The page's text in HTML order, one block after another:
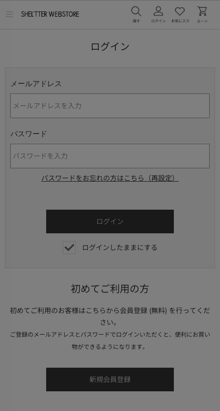
ログイン
メールアドレス
パスワード
パスワードをお忘れの方はこちら（再設定）
ログインしたままにする
初めてご利用の方
初めてご利用のお客様はこちらから会員登録 (無料) を行ってくだ
さい。
ご登録のメールアドレスとパスワードでログインいただくと、便利にお買い
物ができるようになります。